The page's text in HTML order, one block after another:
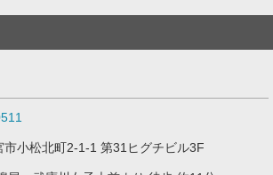
市小松北町2-1-1 第31ヒグチビル3F